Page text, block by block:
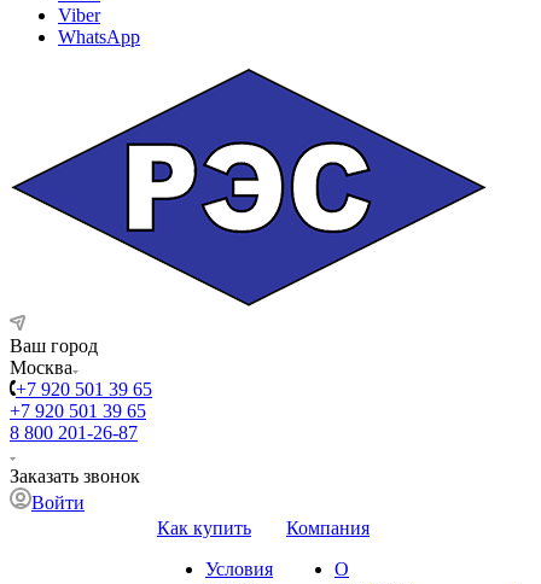
Viber
WhatsApp
Ваш город
Москва
+7 920 501 39 65
+7 920 501 39 65
8 800 201-26-87
Заказать звонок
Войти
Как купить
Условия
Компания
О